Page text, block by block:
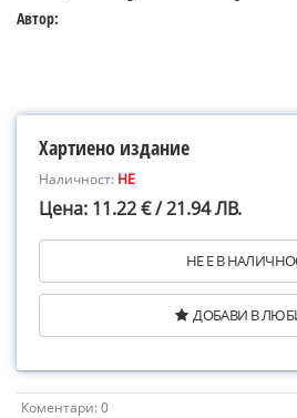
Автор:
Хартиено издание
Наличност: НЕ
Цена: 11.22 € / 21.94 ЛВ.
НЕ Е В
ДОБАВИ В
Коментари: 0